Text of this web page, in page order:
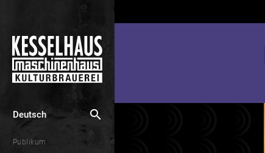
Deutsch search
Publikum